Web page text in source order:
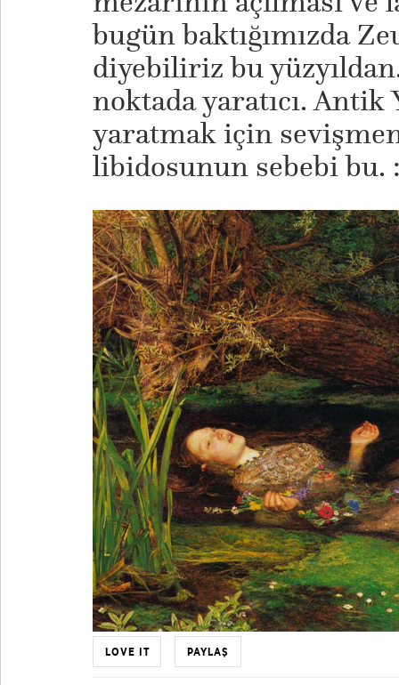
bugün baktığımızda
diyebiliriz bu
noktada yaratıcı. Antik
yaratmak için
libidosunun sebebi bu.
LOVE IT PAYLAŞ